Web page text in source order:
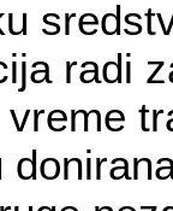
radi